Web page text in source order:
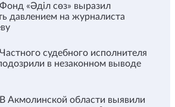
Фонд «Әділ сөз» выразил
давлением на журналиста
Частного судебного исполнителя
в незаконном выводе
В Акмолинской области выявили